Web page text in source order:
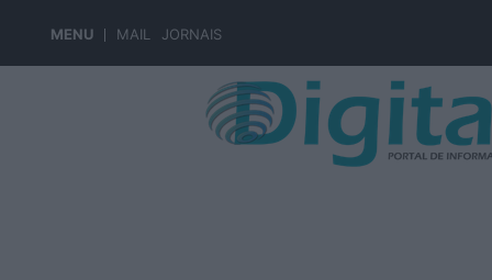
MENU MAIL JORNAIS